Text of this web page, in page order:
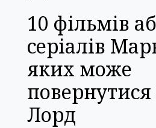
10 фільмів
серіалів
яких може
Лорд